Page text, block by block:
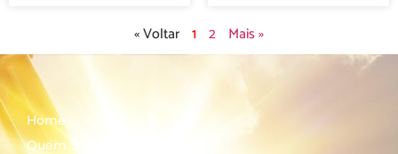
« Voltar 1 2 Mais »
Home
Quem Somos